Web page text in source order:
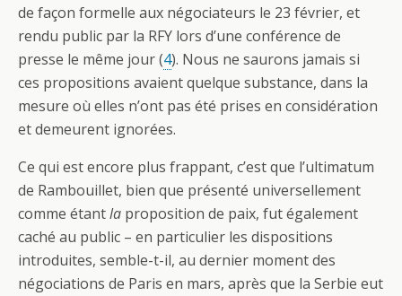
de façon formelle aux négociateurs le 23 février, et
rendu public par la RFY lors d’une conférence de
presse le même jour (4). Nous ne saurons jamais si
ces propositions avaient quelque substance, dans la
mesure où elles n’ont pas été prises en considération
et demeurent ignorées.
Ce qui est encore plus frappant, c’est que l’ultimatum
de Rambouillet, bien que présenté universellement
comme étantla proposition de paix, fut également
caché au public – en particulier les dispositions
introduites, semble-t-il, au dernier moment des
négociations de Paris en mars, après que la Serbie eut